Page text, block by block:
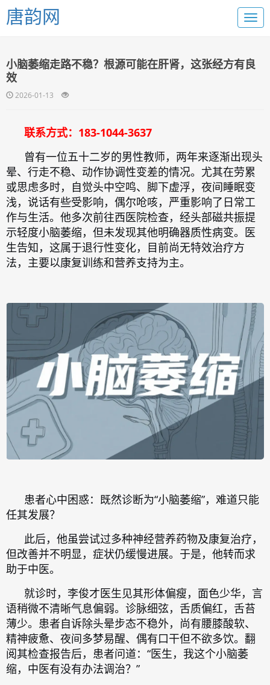
唐韵网
小脑萎缩走路不稳？根源可能在肝肾，这张经方有良
效
2026-01-13
联系方式：183-1044-3637
曾有一位五十二岁的男性教师，两年来逐渐出现头
晕、行走不稳、动作协调性变差的情况。尤其在劳累
或思虑多时，自觉头中空鸣、脚下虚浮，夜间睡眠变
浅，说话有些受影响，偶尔呛咳，严重影响了日常工
作与生活。他多次前往西医院检查，经头部磁共振提
示轻度小脑萎缩，但未发现其他明确器质性病变。医
生告知，这属于退行性变化，目前尚无特效治疗方
法，主要以康复训练和营养支持为主。
患者心中困惑：既然诊断为“小脑萎缩”，难道只能
任其发展？
此后，他虽尝试过多种神经营养药物及康复治疗，
但改善并不明显，症状仍缓慢进展。于是，他转而求
助于中医。
就诊时，李俊才医生见其形体偏瘦，面色少华，言
语稍微不清晰气息偏弱。诊脉细弦，舌质偏红，舌苔
薄少。患者自诉除头晕步态不稳外，尚有腰膝酸软、
精神疲惫、夜间多梦易醒、偶有口干但不欲多饮。翻
阅其检查报告后，患者问道：“医生，我这个小脑萎
缩，中医有没有办法调治？”